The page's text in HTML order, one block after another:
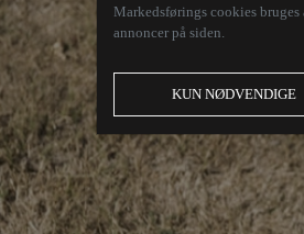
Markedsførings cookies
annoncer på siden.
KUN NØDVENDIGE